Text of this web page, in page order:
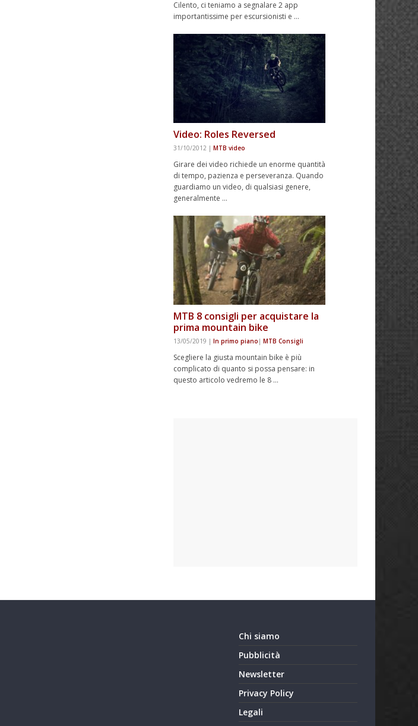
Cilento, ci teniamo a segnalare 2 app
importantissime per escursionisti e …
Video: Roles Reversed
31/10/2012 | MTB video
Girare dei video richiede un enorme quantità
di tempo, pazienza e perseveranza. Quando
guardiamo un video, di qualsiasi genere,
generalmente …
MTB 8 consigli per acquistare la
prima mountain bike
13/05/2019 | In primo piano | MTB Consigli
Scegliere la giusta mountain bike è più
complicato di quanto si possa pensare: in
questo articolo vedremo le 8 …
Chi siamo
Pubblicità
Newsletter
Privacy Policy
Legali